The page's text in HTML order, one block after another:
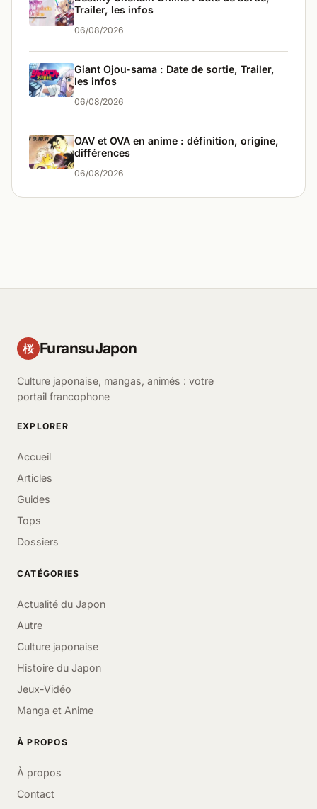
Trailer, les infos
06/08/2026
Giant Ojou-sama : Date de sortie, Trailer,
les infos
06/08/2026
OAV et OVA en anime : définition, origine,
différences
06/08/2026
桜 FuransuJapon
Culture japonaise, mangas, animés : votre
portail francophone
EXPLORER
Accueil
Articles
Guides
Tops
Dossiers
CATÉGORIES
Actualité du Japon
Autre
Culture japonaise
Histoire du Japon
Jeux-Vidéo
Manga et Anime
À PROPOS
À propos
Contact